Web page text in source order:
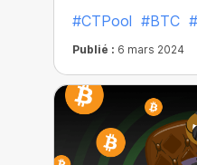
revenus dans
atteindre des
#CTPool #BTC
Publié : 6 mars 2024